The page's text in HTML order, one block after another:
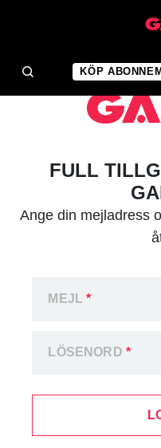
KÖP
FULL
Ange din mejladress
MEJL*
LÖSENORD *